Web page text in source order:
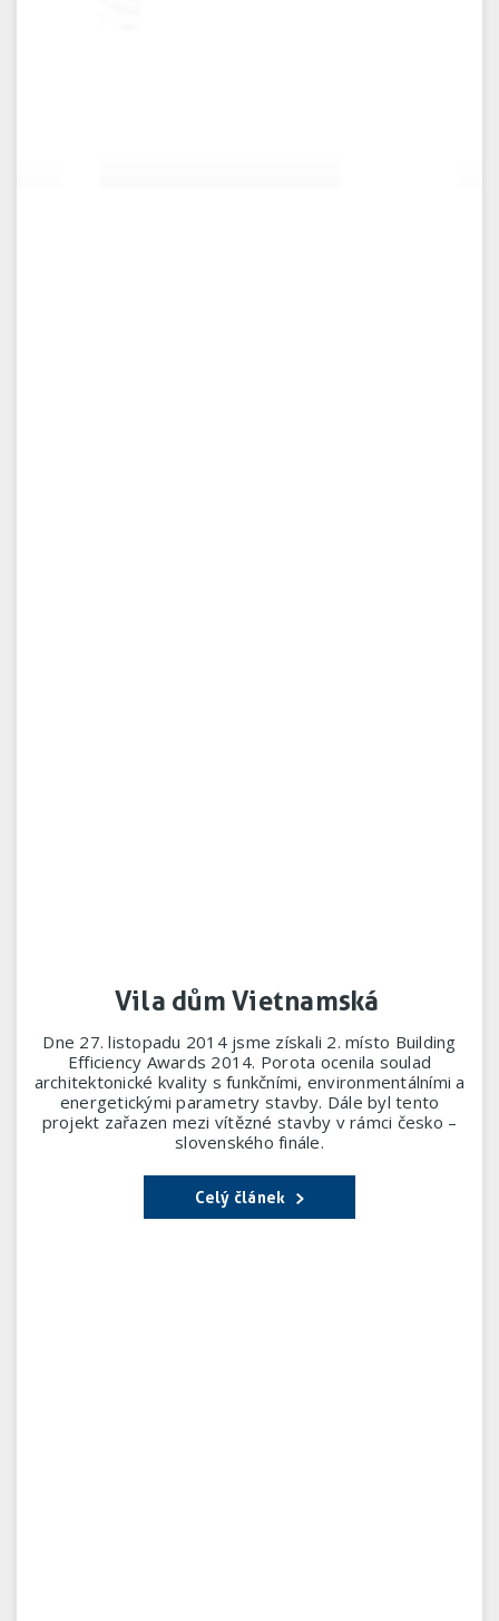
Vila dům Vietnamská
Dne 27. listopadu 2014 jsme získali 2. místo Building
Efficiency Awards 2014. Porota ocenila soulad
architektonické kvality s funkčními, environmentálními a
energetickými parametry stavby. Dále byl tento
projekt zařazen mezi vítězné stavby v rámci česko –
slovenského finále.
Celý článek